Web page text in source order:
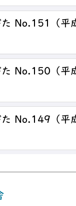
た No.151（平
た No.150（平
た No.149（平